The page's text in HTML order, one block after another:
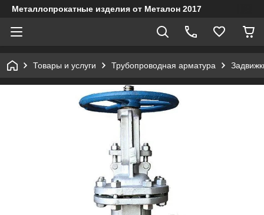
Металлопрокатные изделия от Металон 2017
Товары и услуги Трубопроводная арматура